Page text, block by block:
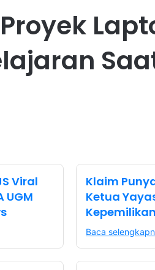
Viral
UGM
Klaim
Ketua
Baca